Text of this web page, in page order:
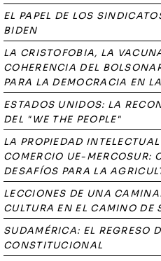
EL PAPEL DE LOS
BIDEN
LA CRISTOFOBIA, LA
COHERENCIA DEL
PARA LA DEMOCRACIA EN
ESTADOS UNIDOS: LA
DEL "WE THE PEOPLE"
LA PROPIEDAD
COMERCIO UE-MERCOSUR:
DESAFÍOS PARA LA
LECCIONES DE UNA
CULTURA EN EL CAMINO DE
SUDAMÉRICA: EL REGRESO
CONSTITUCIONAL